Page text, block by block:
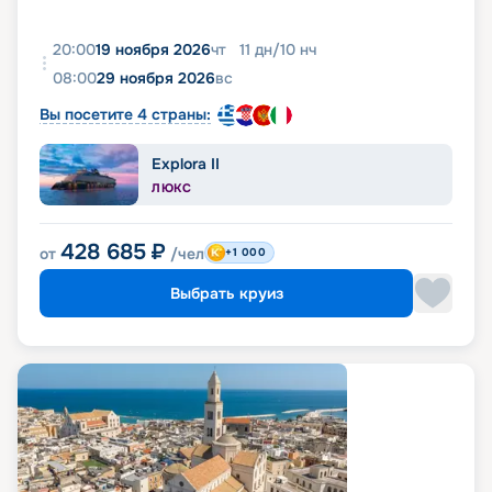
20:0019 ноября 2026чт 11 дн/10 нч
08:0029 ноября 2026вс
Вы посетите 4 страны:
Explora II
ЛЮКС
от 428 685 ₽ /чел +1 000
Выбрать круиз